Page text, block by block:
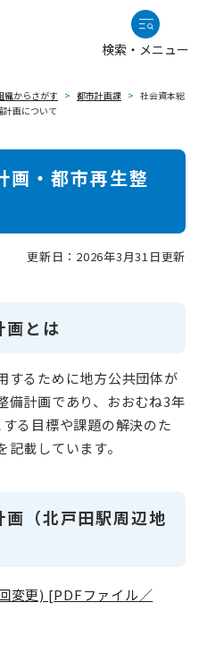
検索・メニュー
織からさがす > 都市計画課 > 社会資本総
画について
画・都市再生整
更新日：2026年3月31日更新
画とは
するために地方公共団体が
備計画であり、おおむね3年
る目標や課題の解決のた
載しています。
（北戸田駅周辺地
変更) [PDFファイル／